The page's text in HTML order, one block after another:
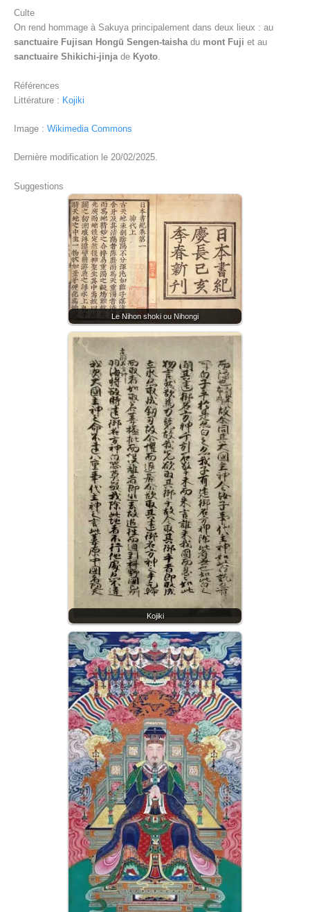
Culte
On rend hommage à Sakuya principalement dans deux lieux : au
sanctuaire Fujisan Hongū Sengen-taishadu mont Fuji et au
sanctuaire Shikichi-jinjade Kyoto.
Références
Littérature : Kojiki
Image : Wikimedia Commons
Dernière modification le 20/02/2025.
Suggestions
Le Nihon shoki ou Nihongi
Kojiki